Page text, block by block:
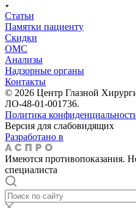
Статьи
Памятки пациенту
Скидки
ОМС
Анализы
Надзорные органы
Контакты
© 2026 Центр Глазной
ЛО-48-01-001736.
Политика
Версия для слабовидящих
Разработано в
Имеются противопоказания.
специалиста